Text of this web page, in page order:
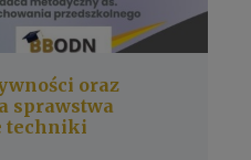
oraz
sprawstwa
techniki